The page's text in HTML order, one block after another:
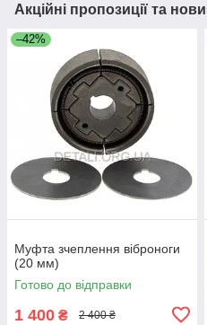
Акційні пропозиції та
–42%
Муфта зчеплення віброноги
(20 мм)
Готово до відправки
1 400 ₴ 2 400 ₴